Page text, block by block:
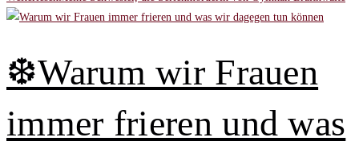
❆Warum wir Frauen
immer frieren und was